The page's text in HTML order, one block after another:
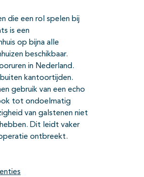
die een rol spelen bij
is een
op bijna alle
beschikbaar.
in Nederland.
kantoortijden.
gebruik van een echo
tot ondoelmatig
van galstenen niet
Dit leidt vaker
ontbreekt.